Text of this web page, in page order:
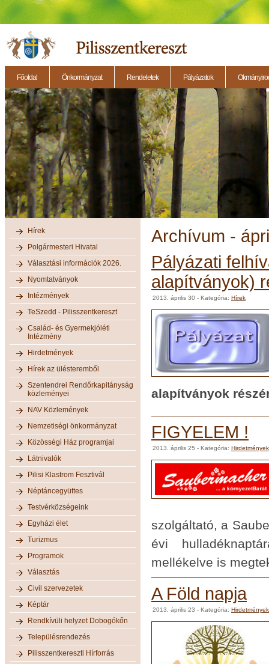
Főoldal Önkormányzat Rendeletek Pályázatok
2014.11.27. - Testületi ülés 2014.12.28. - Testületi ülés 2014.11.13. - Testületi
Hírek
Polgármesteri Hivatal
Választási információk 2026.
Nyomtatványok
Intézmények
TeSzedd - Pilisszentkereszt
Család- és Gyermekjóléti
Intézmény
Hirdetmények
Hírek az ülésteremből
Szentendrei Rendőrkapitányság
közleményei
NAV Közlemények
Nemzetiségi önkormányzat
Közösségi Ház programjai
Látnivalók
Pilisi Klastrom Fesztivál
Néptáncegyüttes
Testvérközségeink
Egyházi élet
Turizmus
Programok
Választás
Civil szervezetek
Képtár
Rendkívüli helyzet Dobogókőn
Településrendezés
Pilisszentkereszti Hírforrás
Archívum -
Pályázati
alapítványok)
2013. április 30 - Kategória: Hírek
alapítványok
FIGYELEM !
2013. április 25 - Kategória: Hirdetmények
szolgáltató, a
évi
mellékelve is
A Föld napja
2013. április 23 - Kategória: Hirdetmények